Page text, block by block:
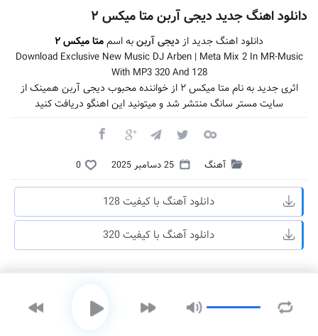
دانلود اهنگ جدید دیجی آربن متا میکس ۲
دانلود اهنگ جدید از دیجی آربنبه اسممتا میکس ۲
Download Exclusive New Music DJ Arben | Meta Mix 2 In MR-Music
With MP3 320 And 128
اثری جدید به نام متا میکس ۲ از خواننده محبوب دیجی آربن همینک از
سایت مستر سانگ منتشر شد و میتونید این اهنگو دریافت کنید
آهنگ 25 دسامبر 2025 0
دانلود آهنگ با کیفیت 128
دانلود آهنگ با کیفیت 320